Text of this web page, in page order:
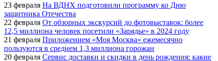
23 февраля На ВДНХ подготовили программу ко Дню
защитника Отечества
22 февраля От обзорных экскурсий до фотовыставок: более
12,5 миллиона человек посетили «Зарядье» в 2024 году
21 февраля Приложением «Моя Москва» ежемесячно
пользуются в среднем 1,3 миллиона горожан
20 февраля Сервис доставки и скидки в день рождения: какие